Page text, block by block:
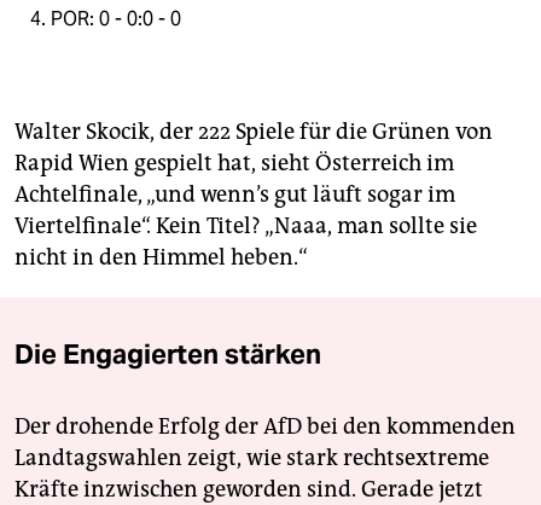
4. POR: 0 - 0:0 - 0
Walter Skocik, der 222 Spiele für die Grünen von
Rapid Wien gespielt hat, sieht Österreich im
Achtelfinale, „und wenn’s gut läuft sogar im
Viertelfinale“. Kein Titel? „Naaa, man sollte sie
nicht in den Himmel ­heben.“
Die Engagierten stärken
Der drohende Erfolg der AfD bei den kommenden
Landtagswahlen zeigt, wie stark rechtsextreme
Kräfte inzwischen geworden sind. Gerade jetzt